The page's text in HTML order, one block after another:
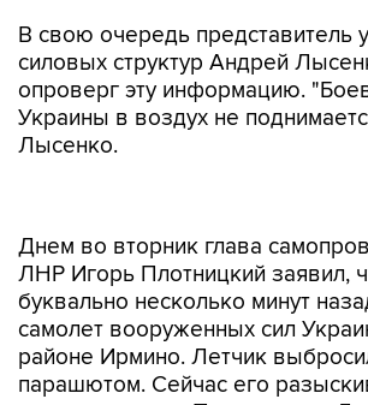
В свою очередь представитель
силовых структур Андрей
опроверг эту информацию.
Украины в воздух не
Лысенко.
буквально несколько минут
самолет вооруженных сил
районе Ирмино. Летчик
парашютом. Сейчас его
приводил слова Плотницкого
информационный центр.